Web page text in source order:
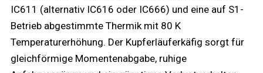
IC611 (alternativ IC616 oder IC666) und eine auf S1-
Betrieb abgestimmte Thermik mit 80 K
Temperaturerhöhung. Der Kupferläuferkäfig sorgt für
gleichförmige Momentenabgabe, ruhige